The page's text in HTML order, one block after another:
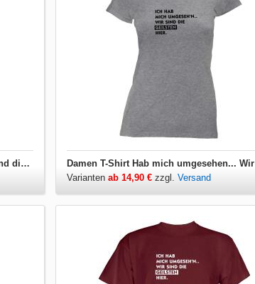
Babybody Hab mich umgesehen... Wir sind die Geilsten hier
Varianten ab 14,90 €zzgl. Versand